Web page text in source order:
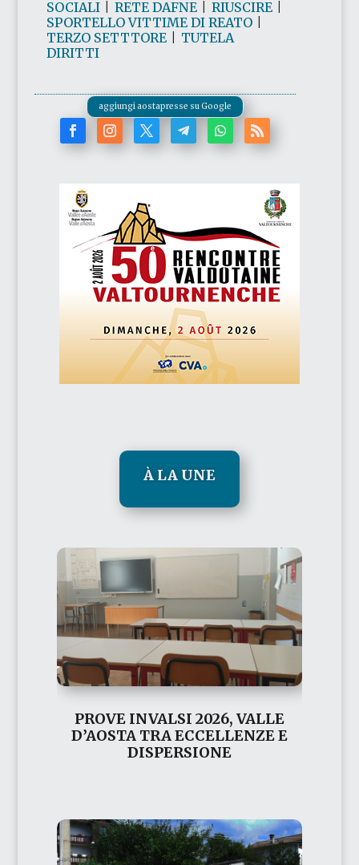
SOCIALI| RETE DAFNE| RIUSCIRE|
SPORTELLO VITTIME DI REATO|
TERZO SETTTORE| TUTELA
DIRITTI
aggiungi aostapresse su Google
À LA UNE
PROVE INVALSI 2026, VALLE
D’AOSTA TRA ECCELLENZE E
DISPERSIONE